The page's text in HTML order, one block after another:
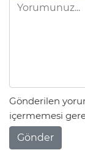
Gönderilen
içermemesi
Gönder